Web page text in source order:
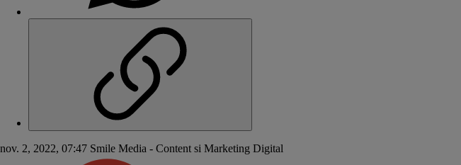
nov. 2, 2022, 07:47 Smile Media - Content si Marketing Digital